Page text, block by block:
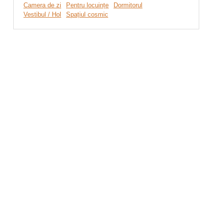
Camera de zi
Pentru locuințe
Dormitorul
Vestibul / Hol
Spațiul cosmic